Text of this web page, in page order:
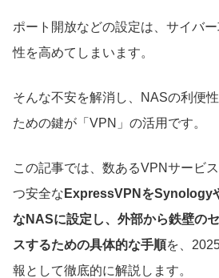
ポート開放などの設定は、サイバ
性を高めてしまいます。
そんな不安を解消し、NASの利便
ための鍵が「VPN」の活用です。
この記事では、数あるVPNサービ
つ安全な ExpressVPNをSynology
なNASに設定し、外部から鉄壁の
スするための具体的な手順を、
報として徹底的に解説します。